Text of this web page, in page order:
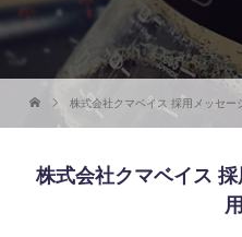
株式会社クマベイス 採用メッセー
株式会社クマベイス